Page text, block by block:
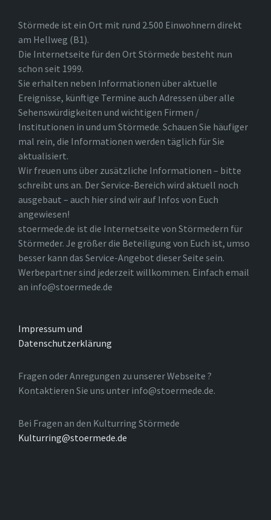
Störmede ist ein Ort mit rund 2.500 Einwohnern direkt
am Hellweg (B1).
Die Internetseite für den Ort Störmede besteht nun
schon seit 1999.
Sie erhalten neben Informationen über aktuelle
Ereignisse, künftige Termine auch Adressen über alle
Sehenswürdigkeiten und wichtigen Firmen /
Institutionen in und um Störmede. Schauen Sie häufiger
mal rein, die Informationen werden täglich für Sie
aktualisiert.
Wir freuen uns über zusätzliche Informationen – bitte
schreibt uns an. Der Service-Bereich wird aktuell noch
ausgebaut – auch hier sind wir auf Infos von Euch
angewiesen!
stoermede.de ist die Internetseite von Störmedern für
Störmeder. Je größer die Beteiligung von Euch ist, umso
besser kann das Service-Angebot dieser Seite sein.
Werbepartner sind jederzeit willkommen. Einfach email
an info@stoermede.de
Impressum und
Datenschutzerklärung
Fragen oder Anregungen zu unserer Webseite ?
Kontaktieren Sie uns unter info@stoermede.de.
Bei Fragen an den Kulturring Störmede
Kulturring@stoermede.de